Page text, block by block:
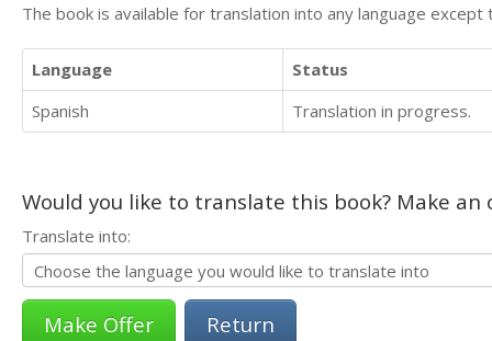
The book is available for translation into any language
Language
Status
Spanish
Translation in progress.
Would you like to translate this book? Make
Translate into:
Return